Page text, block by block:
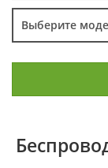
Выберите